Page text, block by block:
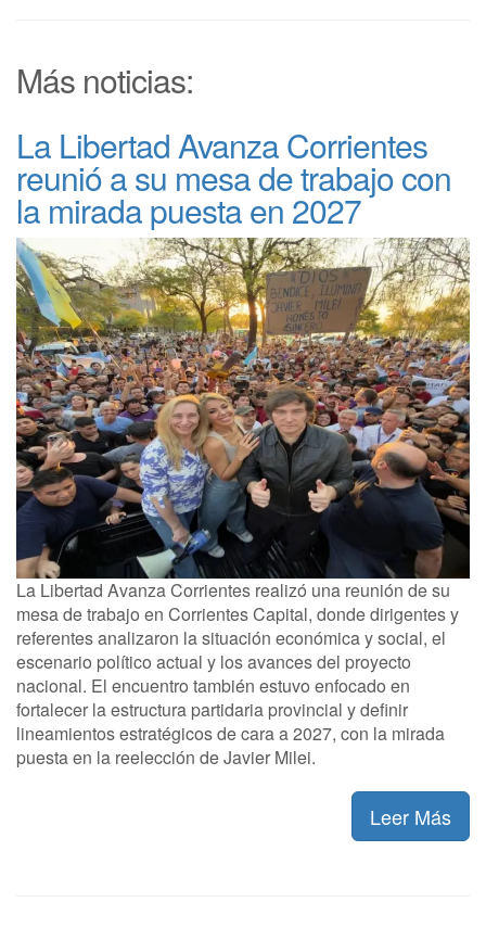
Más noticias:
La Libertad Avanza Corrientes
reunió a su mesa de trabajo con
la mirada puesta en 2027
La Libertad Avanza Corrientes realizó una reunión de su
mesa de trabajo en Corrientes Capital, donde dirigentes y
referentes analizaron la situación económica y social, el
escenario político actual y los avances del proyecto
nacional. El encuentro también estuvo enfocado en
fortalecer la estructura partidaria provincial y definir
lineamientos estratégicos de cara a 2027, con la mirada
puesta en la reelección de Javier Milei.
Leer Más